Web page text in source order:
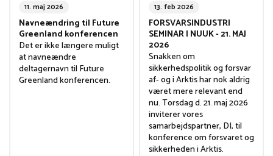
11. maj 2026
Navneændring til Future
Greenland konferencen
Det er ikke længere muligt
at navneændre
deltagernavn til Future
Greenland konferencen.
13. feb 2026
FORSVARSINDUSTRI
SEMINAR I NUUK - 21. MAJ
2026
Snakken om
sikkerhedspolitik og forsvar
af- og i Arktis har nok aldrig
været mere relevant end
nu. Torsdag d. 21. maj 2026
inviterer vores
samarbejdspartner, DI, til
konference om forsvaret og
sikkerheden i Arktis.